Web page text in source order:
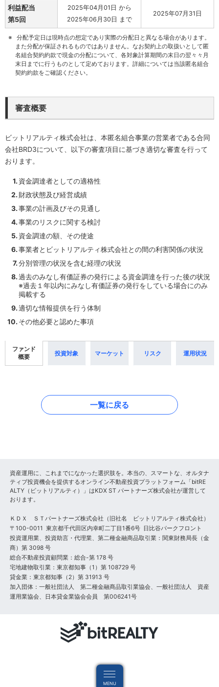
利益配当
第5回
2025年04月01日 から
2025年06月30日 まで
2025年07月31日
分配予定日は現時点の想定であり実際の分配日と異なる場合があります。
また分配が保証されるものではありません。なお契約上の取扱いとして匿
名組合契約約款で現金の分配について、各対象計算期間の末日の翌々々月
末日までに行うものとして定めております。詳細については当該匿名組合
契約約款をご確認ください。
審査概要
ビットリアルティ株式会社は、本匿名組合事業の営業者である合同
会社BRD3について、以下の審査項目に基づき適切な審査を行って
おります。
資金調達者としての適格性
財政状態及び経営成績
事業の計画及びその見通し
事業のリスクに関する検討
資金調達の額、その使途
事業者とビットリアルティ株式会社との間の利害関係の状況
分別管理の状況を含む経理の状況
過去のみなし有価証券の発行による資金調達を行った後の状況
※過去１年以内にみなし有価証券の発行をしている場合にのみ
掲載する
適切な情報提供を行う体制
その他必要と認めた事項
ファンド
概要
投資対象 マーケット リスク 運用状況
一覧に戻る
資産運用に、これまでになかった選択肢を。本当の、スマートな、オルタナ
ティブ投資機会を提供するオンライン不動産投資プラットフォーム「bitRE
ALTY（ビットリアルティ）」はKDX ST パートナーズ株式会社が運営して
おります。
ＫＤＸ ＳＴパートナーズ株式会社（旧社名 ビットリアルティ株式会社）
〒100-0011 東京都千代田区内幸町二丁目1番6号 日比谷パークフロント
投資運用業、投資助言・代理業、第二種金融商品取引業：関東財務局長（金
商）第 3098 号
総合不動産投資顧問業：総合-第 178 号
宅地建物取引業：東京都知事（1）第 108729 号
貸金業：東京都知事（2）第 31913 号
加入団体：一般社団法人 第二種金融商品取引業協会、一般社団法人 資産
運用業協会、日本貸金業協会会員 第006241号